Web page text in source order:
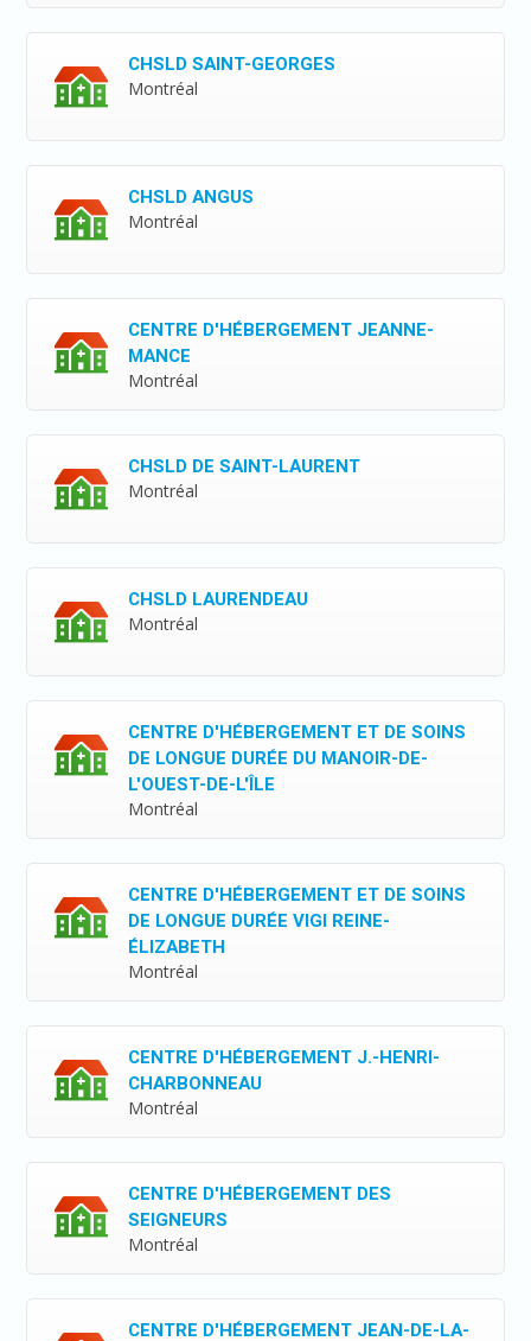
CHSLD SAINT-GEORGES
Montréal
CHSLD ANGUS
Montréal
CENTRE D'HÉBERGEMENT JEANNE-
MANCE
Montréal
CHSLD DE SAINT-LAURENT
Montréal
CHSLD LAURENDEAU
Montréal
CENTRE D'HÉBERGEMENT ET DE SOINS
DE LONGUE DURÉE DU MANOIR-DE-
L'OUEST-DE-L'ÎLE
Montréal
CENTRE D'HÉBERGEMENT ET DE SOINS
DE LONGUE DURÉE VIGI REINE-
ÉLIZABETH
Montréal
CENTRE D'HÉBERGEMENT J.-HENRI-
CHARBONNEAU
Montréal
CENTRE D'HÉBERGEMENT DES
SEIGNEURS
Montréal
CENTRE D'HÉBERGEMENT JEAN-DE-LA-